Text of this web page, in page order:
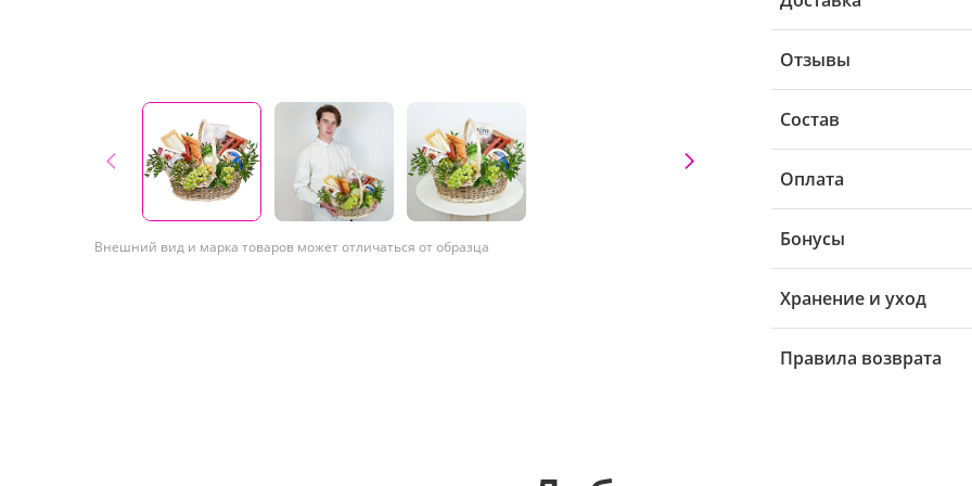
Внешний вид и марка товаров может отличаться от образца
Отзывы
Состав
Оплата
Бонусы
Хранение и уход
Правила возврата